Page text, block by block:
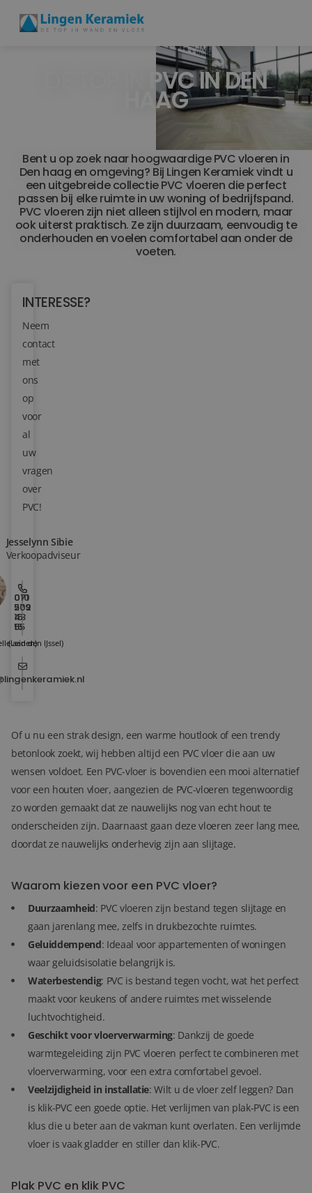
MEER PRODUCTEN
SHOWROOM BEZOEKEN
Inspiratie
Blog
Locaties
Tegelviewer
Contact
PVC IN DEN
HAAG
Bent u op zoek naar hoogwaardige PVC vloeren in
Den haag en omgeving? Bij Lingen Keramiek vindt u
een uitgebreide collectie PVC vloeren die perfect
passen bij elke ruimte in uw woning of bedrijfspand.
PVC vloeren zijn niet alleen stijlvol en modern, maar
ook uiterst praktisch. Ze zijn duurzaam, eenvoudig te
onderhouden en voelen comfortabel aan onder de
voeten.
INTERESSE?
Neem
contact
met
ons
op
voor
al
uw
vragen
over
PVC!
Jesselynn Sibie
Verkoopadviseur
071
579
43
55
(Leiden)
010
202
15
15
aan den IJssel)
Of u nu een strak design, een warme houtlook of een trendy
betonlook zoekt, wij hebben altijd een PVC vloer die aan uw
wensen voldoet. Een PVC-vloer is bovendien een mooi alternatief
voor een houten vloer, aangezien de PVC-vloeren tegenwoordig
zo worden gemaakt dat ze nauwelijks nog van echt hout te
onderscheiden zijn. Daarnaast gaan deze vloeren zeer lang mee,
doordat ze nauwelijks onderhevig zijn aan slijtage.
Waarom kiezen voor een PVC vloer?
Duurzaamheid: PVC vloeren zijn bestand tegen slijtage en
gaan jarenlang mee, zelfs in drukbezochte ruimtes.
Geluiddempend: Ideaal voor appartementen of woningen
waar geluidsisolatie belangrijk is.
Waterbestendig: PVC is bestand tegen vocht, wat het perfect
maakt voor keukens of andere ruimtes met wisselende
luchtvochtigheid.
Geschikt voor vloerverwarming: Dankzij de goede
warmtegeleiding zijn PVC vloeren perfect te combineren met
vloerverwarming, voor een extra comfortabel gevoel.
Veelzijdigheid in installatie: Wilt u de vloer zelf leggen? Dan
is klik-PVC een goede optie. Het verlijmen van plak-PVC is een
klus die u beter aan de vakman kunt overlaten. Een verlijmde
vloer is vaak gladder en stiller dan klik-PVC.
Plak PVC en klik PVC